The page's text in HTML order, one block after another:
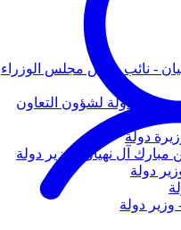
- نائب رئيس مجلس الوزراء
وزيرة دولة لشؤون التعاون
دولة
آل نهيان - وزير دولة
دولة
دولة